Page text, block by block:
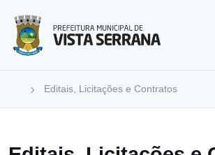
Editais, Licitações e Contratos